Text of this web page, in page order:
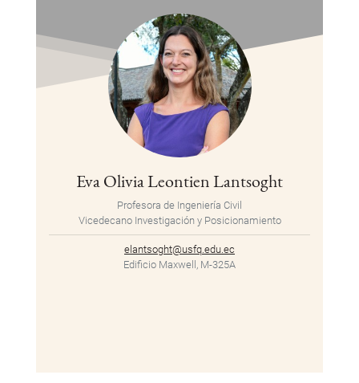
Eva Olivia Leontien Lantsoght
Profesora de Ingeniería Civil
Vicedecano Investigación y Posicionamiento
elantsoght@usfq.edu.ec
Edificio Maxwell, M-325A